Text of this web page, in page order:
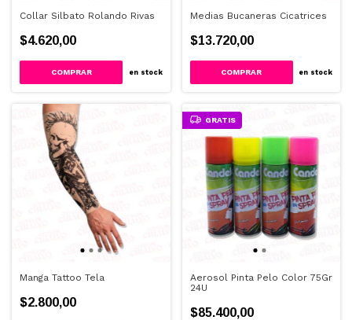
Collar Silbato Rolando Rivas
$4.620,00
en stock
Medias Bucaneras Cicatrices
$13.720,00
en stock
Manga Tattoo Tela
$2.800,00
GRATIS
Aerosol Pinta Pelo Color 75Gr
24U
$85.400,00